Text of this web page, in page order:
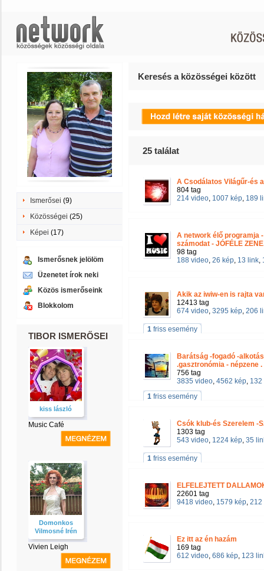
Ismerősei (9)
Közösségei (25)
Képei (17)
Ismerősnek jelölöm
Üzenetet írok neki
Közös ismerőseink
Blokkolom
TIBOR ISMERŐSEI
kiss lászló
Music Café
Domonkos
Vilmosné Irén
Vivien Leigh
Keresés a közösségei között
25 találat
A Csodálatos Világűr-és
804 tag
214 video, 1007 kép, 189
A network élő programja
számodat - JÓFÉLE
98 tag
188 video, 26 kép, 13 link,
Akik az iwiw-en is rajta
12413 tag
674 video, 3295 kép, 206
1 friss esemény
Barátság -fogadó -
.gasztronómia - népzene .
756 tag
3835 video, 4562 kép, 132
1 friss esemény
Csók klub-és Szerelem -
1303 tag
543 video, 1224 kép, 35
1 friss esemény
ELFELEJTETT
22601 tag
9418 video, 1579 kép, 212
Ez itt az én hazám
169 tag
612 video, 686 kép, 123